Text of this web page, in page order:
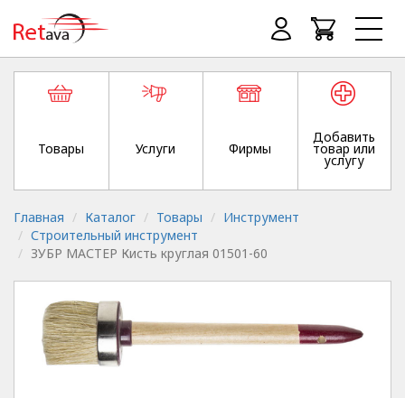
Товары Услуги Фирмы
Добавить
товар или
услугу
Главная Каталог Товары
Инструмент
Строительный инструмент
ЗУБР МАСТЕР Кисть круглая 01501-60